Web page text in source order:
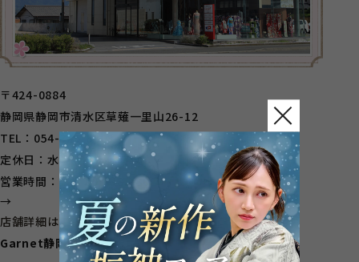
〒424-0884
静岡県静岡市清水区草薙一里山26-12
TEL：054-346-8808
定休日：水曜（不定休有り）
営業時間：10：00～18：30
→
店舗詳細はこちら
Garnet静岡インター店